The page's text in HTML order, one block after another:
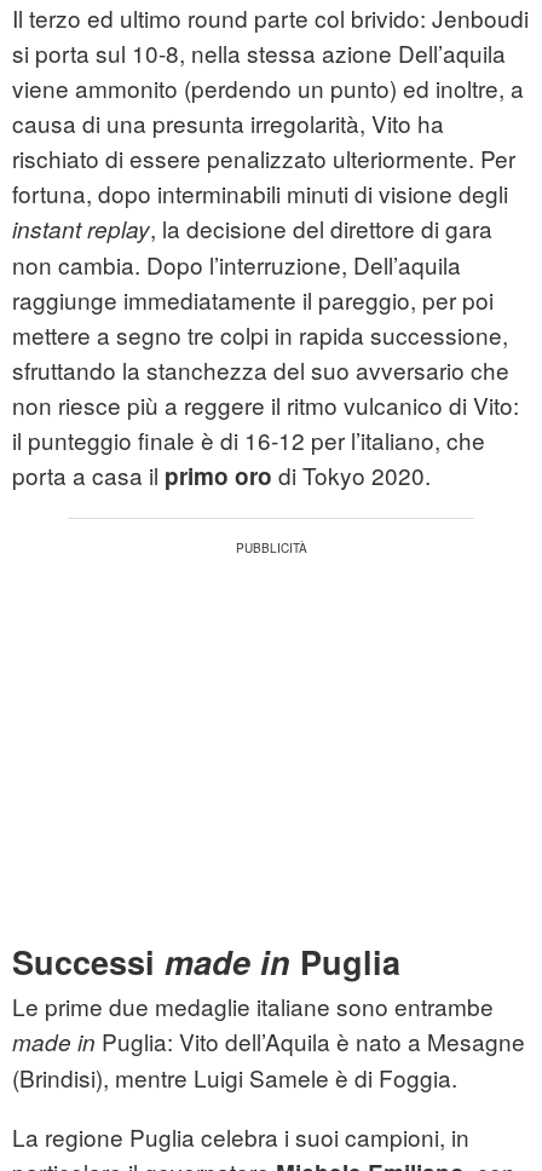
Il terzo ed ultimo round parte col brivido: Jenboudi
si porta sul 10-8, nella stessa azione Dell’aquila
viene ammonito (perdendo un punto) ed inoltre, a
causa di una presunta irregolarità, Vito ha
rischiato di essere penalizzato ulteriormente. Per
fortuna, dopo interminabili minuti di visione degli
instant replay, la decisione del direttore di gara
non cambia. Dopo l’interruzione, Dell’aquila
raggiunge immediatamente il pareggio, per poi
mettere a segno tre colpi in rapida successione,
sfruttando la stanchezza del suo avversario che
non riesce più a reggere il ritmo vulcanico di Vito:
il punteggio finale è di 16-12 per l’italiano, che
porta a casa il primo oro di Tokyo 2020.
Successi made in Puglia
Le prime due medaglie italiane sono entrambe
made in Puglia: Vito dell’Aquila è nato a Mesagne
(Brindisi), mentre Luigi Samele è di Foggia.
La regione Puglia celebra i suoi campioni, in